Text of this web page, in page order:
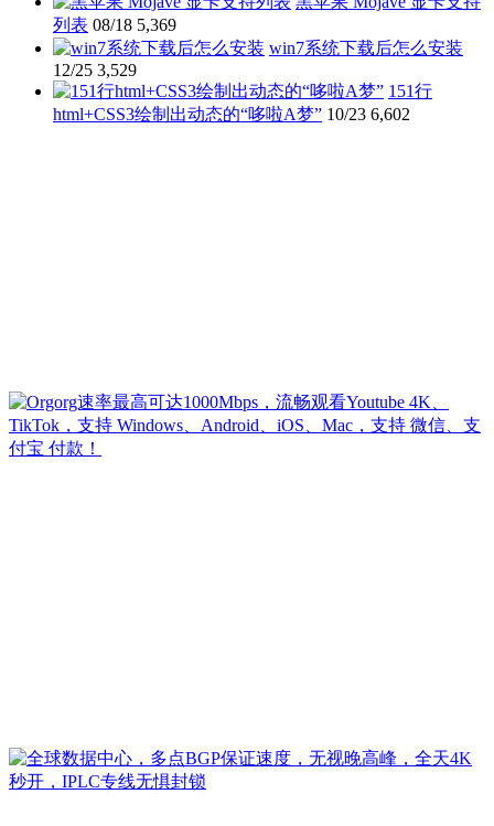
列表 08/18 5,369
win7系统下载后怎么安装
12/25 3,529
151行
html+CSS3绘制出动态的“哆啦A梦” 10/23 6,602